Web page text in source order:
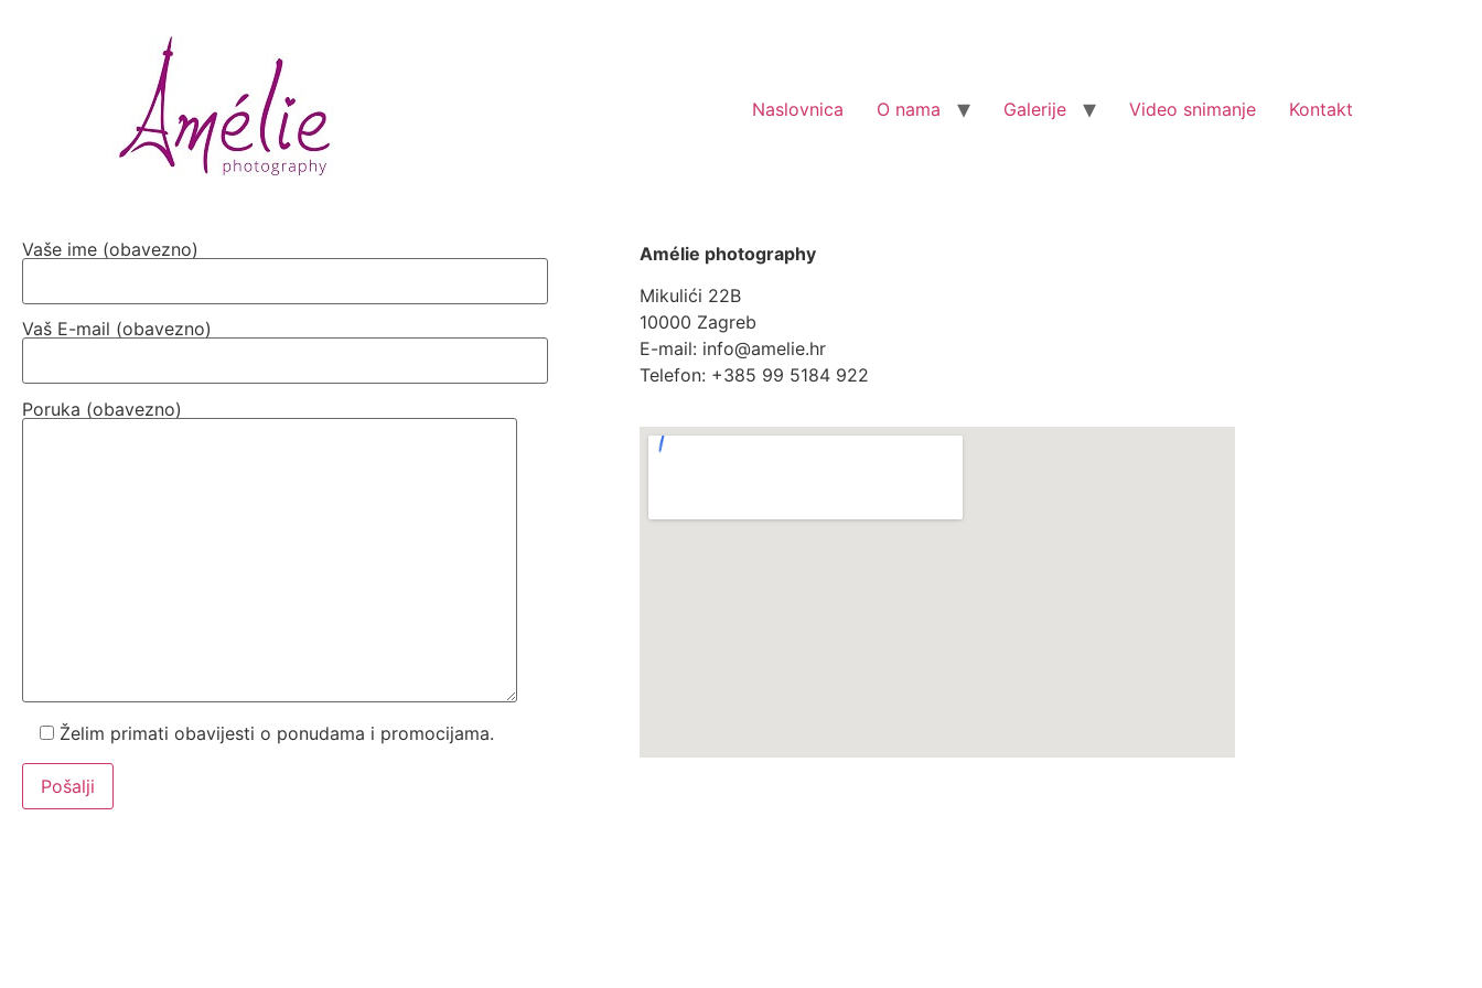
Naslovnica O nama Galerije Video snimanje Kontakt
Vaše ime (obavezno)
Vaš E-mail (obavezno)
Poruka (obavezno)
Želim primati obavijesti o ponudama i promocijama.
Amélie photography
Mikulići 22B
10000 Zagreb
E-mail: info@amelie.hr
Telefon: +385 99 5184 922